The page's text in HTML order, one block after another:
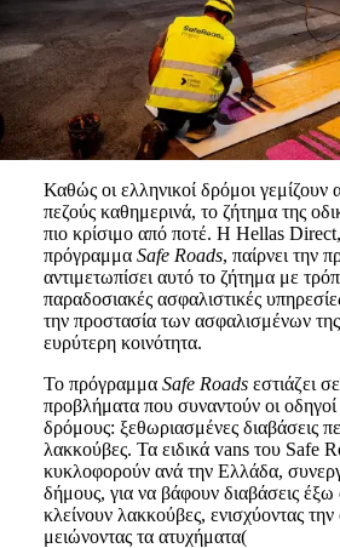
Καθώς οι ελληνικοί δρόμοι γεμίζουν
πεζούς καθημερινά, το ζήτημα της
πιο κρίσιμο από ποτέ. Η Hellas
πρόγραμμα Safe Roads, παίρνει την
αντιμετωπίσει αυτό το ζήτημα με
παραδοσιακές ασφαλιστικές
την προστασία των ασφαλισμένων
ευρύτερη κοινότητα.
Το πρόγραμμα Safe Roadsεστιάζει
προβλήματα που συναντούν οι οδηγοί
δρόμους: ξεθωριασμένες διαβάσεις
λακκούβες. Τα ειδικά vans του Safe
κυκλοφορούν ανά την Ελλάδα,
δήμους, για να βάφουν διαβάσεις έξω
κλείνουν λακκούβες, ενισχύοντας
μειώνοντας τα ατυχήματα​(